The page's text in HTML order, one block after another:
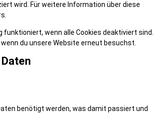
wird. Für weitere Information über diese
wenn alle Cookies deaktiviert sind.
du unsere Website erneut besuchst.
benötigt werden, was damit passiert und